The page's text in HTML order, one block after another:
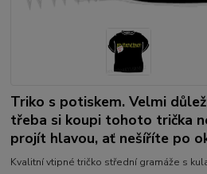
Triko s potiskem. Velmi
třeba si koupi tohoto trička
projít hlavou, ať nešíříte po
Kvalitní vtipné tričko střední gramáže s